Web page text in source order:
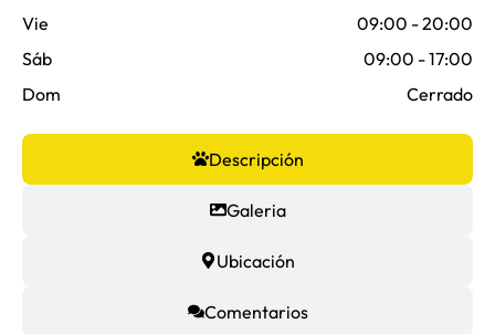
Descripción
Galeria
Ubicación
Comentarios
Vie
09:00 - 20:00
Sáb
09:00 - 17:00
Dom
Cerrado